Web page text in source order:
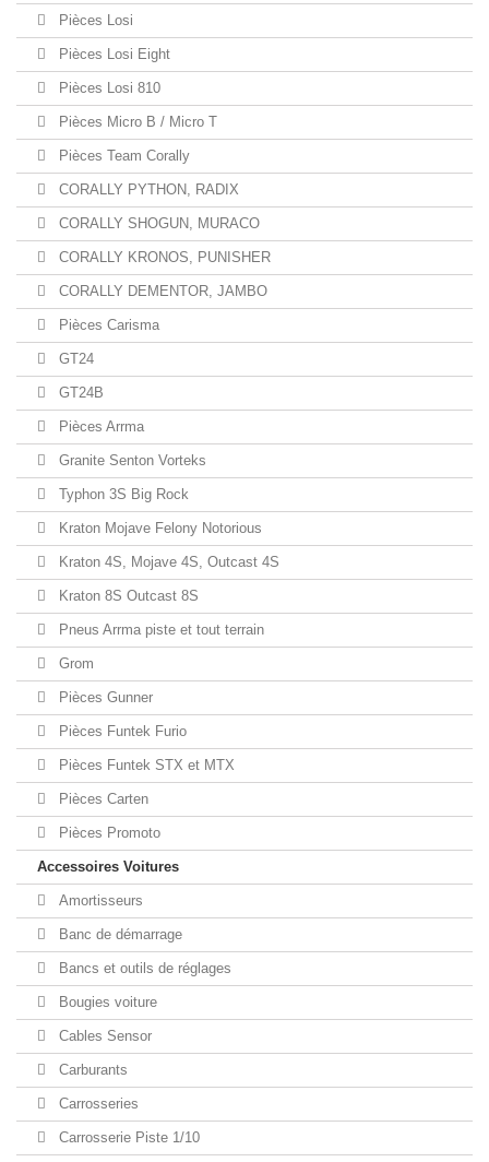
Pièces Losi
Pièces Losi Eight
Pièces Losi 810
Pièces Micro B / Micro T
Pièces Team Corally
CORALLY PYTHON, RADIX
CORALLY SHOGUN, MURACO
CORALLY KRONOS, PUNISHER
CORALLY DEMENTOR, JAMBO
Pièces Carisma
GT24
GT24B
Pièces Arrma
Granite Senton Vorteks
Typhon 3S Big Rock
Kraton Mojave Felony Notorious
Kraton 4S, Mojave 4S, Outcast 4S
Kraton 8S Outcast 8S
Pneus Arrma piste et tout terrain
Grom
Pièces Gunner
Pièces Funtek Furio
Pièces Funtek STX et MTX
Pièces Carten
Pièces Promoto
Accessoires Voitures
Amortisseurs
Banc de démarrage
Bancs et outils de réglages
Bougies voiture
Cables Sensor
Carburants
Carrosseries
Carrosserie Piste 1/10